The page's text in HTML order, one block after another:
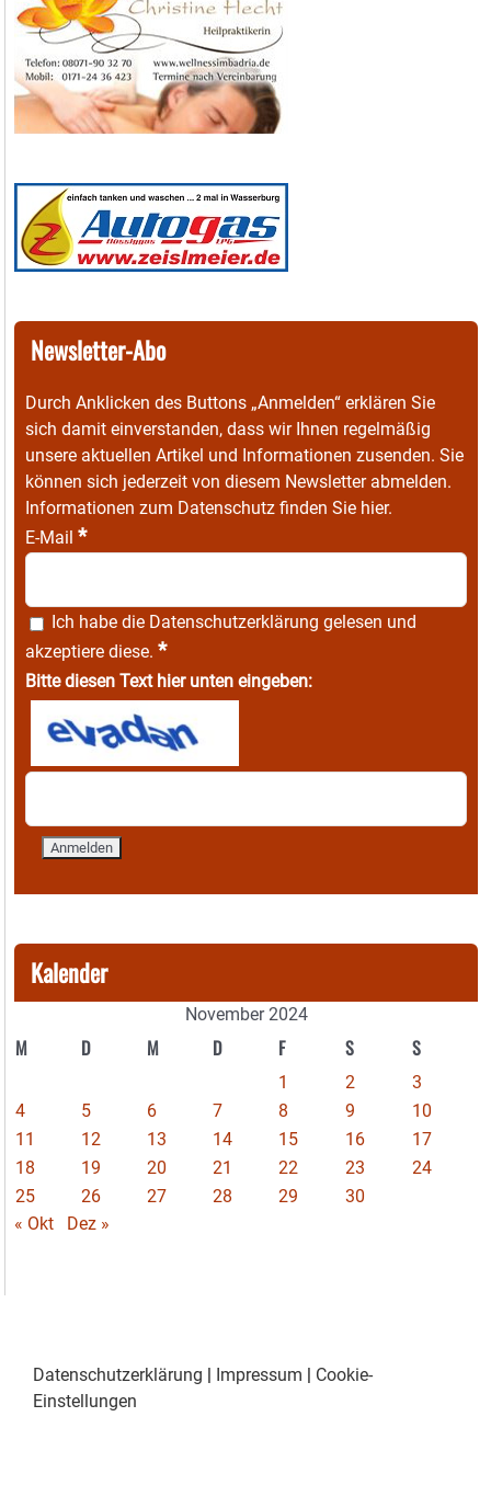
Newsletter-Abo
Durch Anklicken des Buttons „Anmelden“ erklären Sie
sich damit einverstanden, dass wir Ihnen regelmäßig
unsere aktuellen Artikel und Informationen zusenden. Sie
können sich jederzeit von diesem Newsletter abmelden.
Informationen zum Datenschutz finden Sie hier.
E-Mail *
Ich habe die Datenschutzerklärung gelesen und
akzeptiere diese. *
Bitte diesen Text hier unten eingeben:
Kalender
November 2024
M D M D F S S
1 2
3
4
5 6 7 8 9
10
11
12 13 14 15 16
17
18
19 20 21 22 23
24
25
26 27 28 29
30
« Okt
Dez »
Datenschutzerklärung Impressum
Cookie-
Einstellungen